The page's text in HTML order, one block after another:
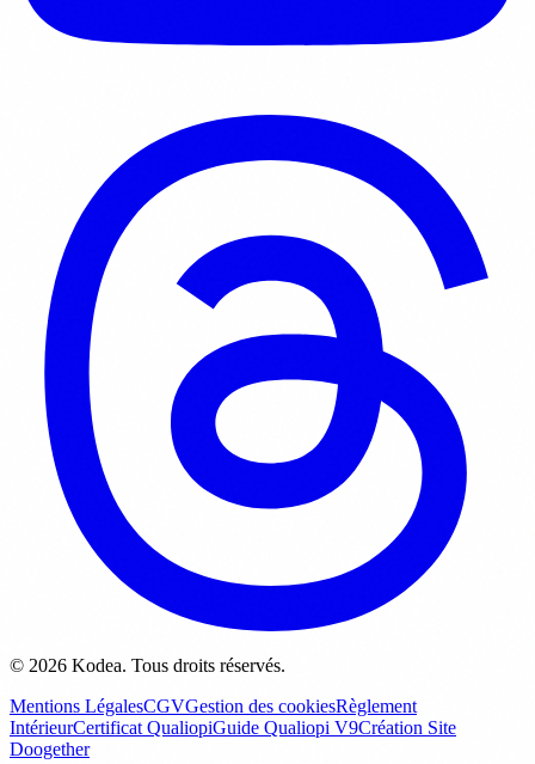
© 2026 Kodea. Tous droits réservés.
Mentions LégalesCGVGestion des cookiesRèglement
IntérieurCertificat QualiopiGuide Qualiopi V9Création Site
Doogether